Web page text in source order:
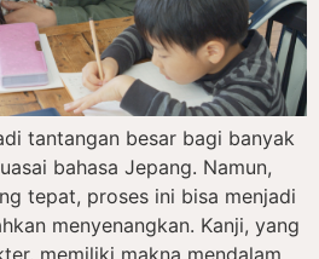
tantangan besar bagi banyak
bahasa Jepang. Namun,
tepat, proses ini bisa menjadi
menyenangkan. Kanji, yang